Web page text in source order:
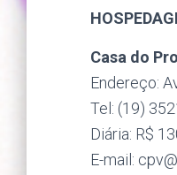
Casa do
Endereço:
Tel: (19)
Diária: R$
E-mail: cpv@